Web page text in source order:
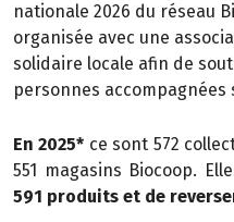
nationale 2026 du réseau
organisée avec une
solidaire locale afin de
personnes
En 2025* ce sont 572
551 magasins Biocoop.
591 produits et de